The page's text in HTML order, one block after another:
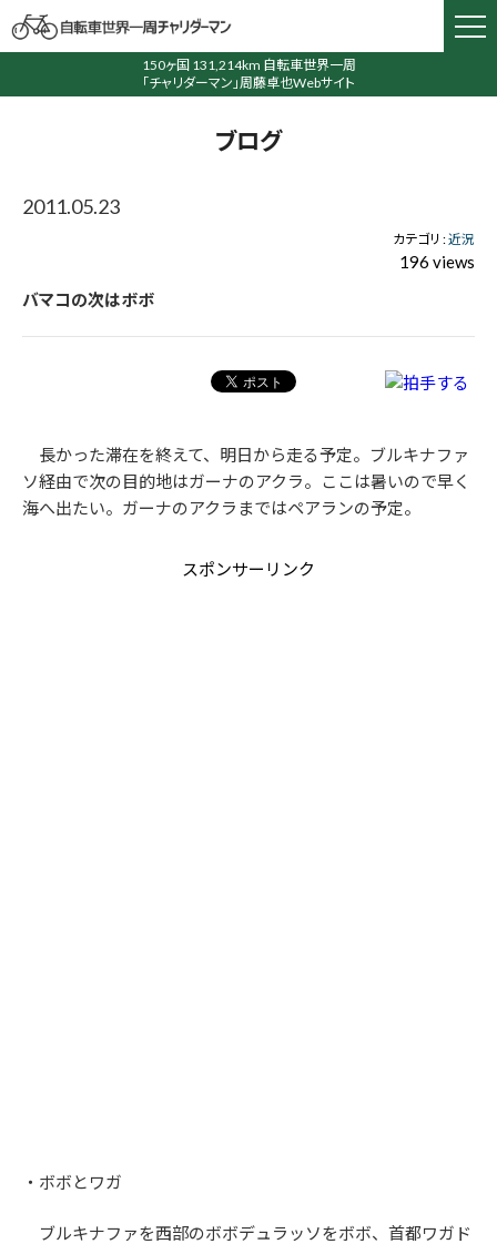
150ヶ国 131,214km 自転車世界一周
「チャリダーマン」周藤卓也Webサイト
ブログ
2011.05.23
カテゴリ :近況
196 views
バマコの次はボボ
長かった滞在を終えて、明日から走る予定。ブルキナファ
ソ経由で次の目的地はガーナのアクラ。ここは暑いので早く
海へ出たい。ガーナのアクラまではペアランの予定。
スポンサーリンク
・ボボとワガ
ブルキナファを西部のボボデュラッソをボボ、首都ワガド